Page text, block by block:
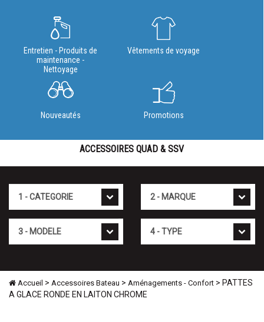
Entretien - Produits de
maintenance -
Nettoyage
Vêtements de voyage
Nouveautés Promotions
ACCESSOIRES QUAD & SSV
Accueil > Accessoires Bateau > Aménagements - Confort > PATTES
A GLACE RONDE EN LAITON CHROME